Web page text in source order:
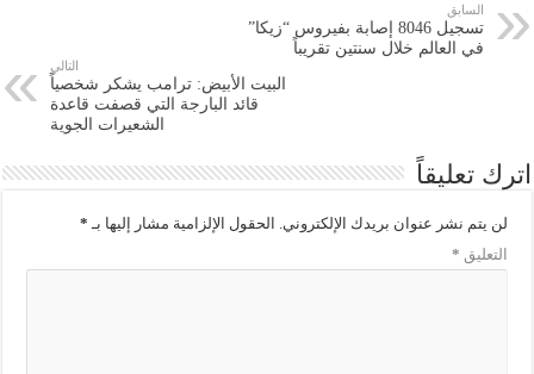
السابق
تسجيل 8046 إصابة بفيروس “زيكا”
في العالم خلال سنتين تقريباً
التالي
البيت الأبيض: ترامب يشكر شخصياً
قائد البارجة التي قصفت قاعدة
الشعيرات الجوية
اترك تعليقاً
لن يتم نشر عنوان بريدك الإلكتروني. الحقول الإلزامية مشار إليها بـ *
التعليق *